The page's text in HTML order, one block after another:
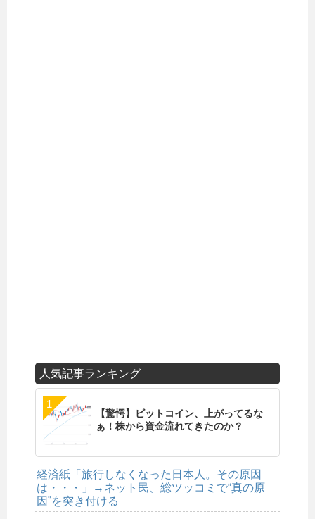
人気記事ランキング
【驚愕】ビットコイン、上がってるな
ぁ！株から資金流れてきたのか？
経済紙「旅行しなくなった日本人。その原因
は・・・」→ネット民、総ツッコミで“真の原
因”を突き付ける